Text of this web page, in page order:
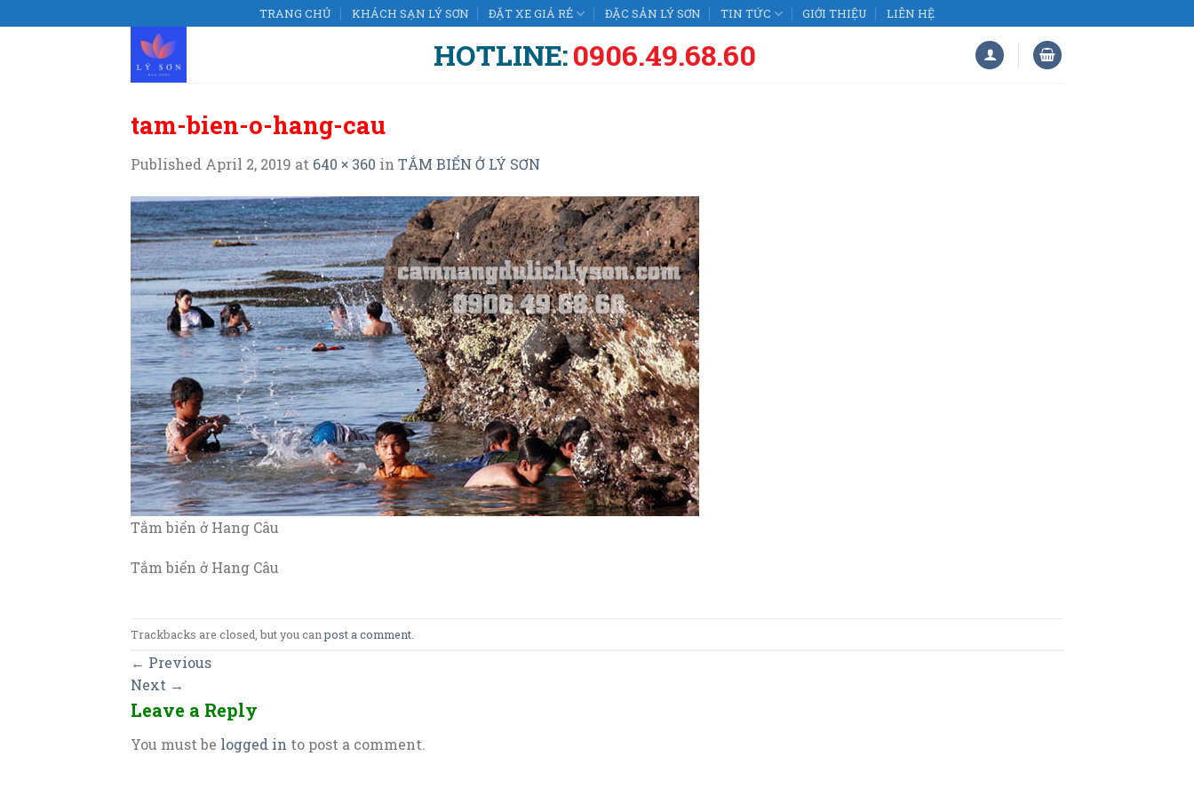
to
TRANG CHỦ KHÁCH SẠN LÝ SƠN ĐẶT XE GIÁ RẺ ĐẶC SẢN LÝ SƠN TIN TỨC GIỚI THIỆU LIÊN HỆ
HOTLINE:0906.49.68.60
tam-bien-o-hang-cau
Published April 2, 2019 at 640 × 360 in TẮM BIỂN Ở LÝ SƠN
Tắm biển ở Hang Câu
Tắm biển ở Hang Câu
Trackbacks are closed, but you canpost a comment
← Previous
Next →
Leave a Reply
You must be logged in to post a comment.